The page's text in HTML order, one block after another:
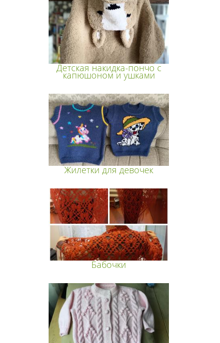
Детская накидка-пончо с
капюшоном и ушками
Жилетки для девочек
Бабочки